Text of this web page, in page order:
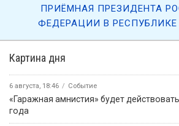
Картина дня
6 августа, 18:46 Событие
«Гаражная амнистия» будет
года
ПРИЁМНАЯ ПРЕЗИДЕНТА
ФЕДЕРАЦИИ В